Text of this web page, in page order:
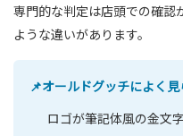
専門的な判定は店頭での確認
ような違いがあります。
📌オールドグッチによく見
ロゴが筆記体風の金文